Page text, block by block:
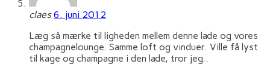
claes 6. juni 2012
Læg så mærke til ligheden mellem denne lade og vores
champagnelounge. Samme loft og vinduer. Ville få lyst
til kage og champagne i den lade, tror jeg..